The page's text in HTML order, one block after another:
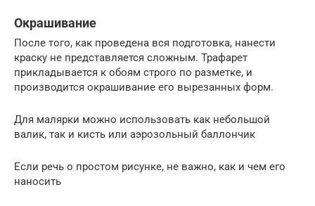
Окрашивание
После того, как проведена вся подготовка, нанести
краску не представляется сложным. Трафарет
прикладывается к обоям строго по разметке, и
производится окрашивание его вырезанных форм.
Для малярки можно использовать как небольшой
валик, так и кисть или аэрозольный баллончик
Если речь о простом рисунке, не важно, как и чем его
наносить